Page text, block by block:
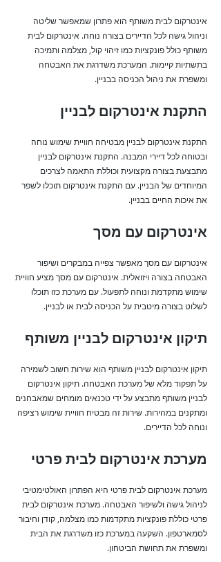
אינטרקום לבית משותף הוא פתרון שמאפשר שליטה
וניהול גישה לכל הדיירים בצורה נוחה. אינטרקום לבית
משותף כולל פונקציות כמו זיהוי קול, מצלמה ותמיכה
בתשתיות קיימות. המערכת משדרגת את האבטחה
ומשפרת את ניהול הכניסה בבניין.
התקנת אינטרקום לבניין
התקנת אינטרקום לבניין מבטיחה חוויית שימוש נוחה
ובטוחה לכל דיירי המבנה. התקנת אינטרקום לבניין
מתבצעת בצורה מקצועית וכוללת התאמה לצרכים
המיוחדים של הבניין. עם התקנת אינטרקום תוכלו לשפר
את איכות החיים בבניין.
אינטרקום עם מסך
אינטרקום עם מסך מאפשר צפייה במבקרים ושיפור
האבטחה בצורה ויזואלית. אינטרקום עם מסך מציע חוויית
שימוש מתקדמת ונוחה לתפעול. עם מערכת כזו תוכלו
לשלוט בצורה מיטבית על הכניסה לבית או לבניין.
תיקון אינטרקום לבניין משותף
תיקון אינטרקום לבניין משותף הוא שירות חשוב לשמירה
על תפקוד מלא של מערכת האבטחה. תיקון אינטרקום
לבניין משותף מתבצע על ידי טכנאים מומחים שמאבחנים
ומתקנים במהירות. שירות זה מבטיח חוויית שימוש רציפה
ונוחה לכל הדיירים.
מערכת אינטרקום לבית פרטי
מערכת אינטרקום לבית פרטי היא הפתרון האולטימטיבי
לניהול גישה ולשיפור האבטחה. מערכת אינטרקום לבית
פרטי כוללת פונקציות מתקדמות כמו מצלמה, קודן וחיבור
לסמארטפון. השקעה במערכת כזו משדרגת את הבית
ומשפרת את תחושת הביטחון.